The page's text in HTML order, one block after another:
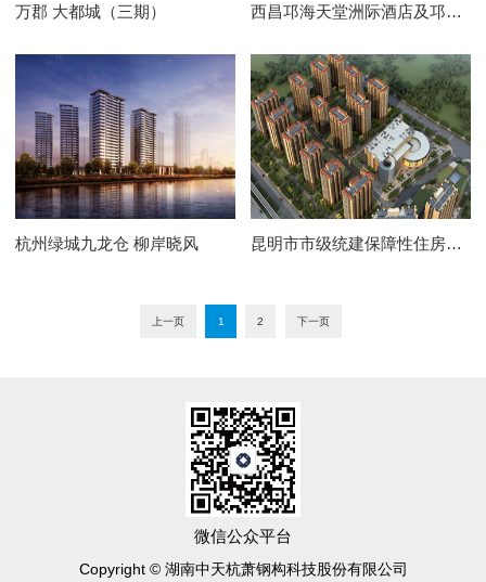
万郡 大都城（三期） 西昌邛海天堂洲际酒店及邛海1号院住宅
杭州绿城九龙仓 柳岸晓风 昆明市市级统建保障性住房渔村片区
上一页 1 2 下一页
微信公众平台
Copyright © 湖南中天杭萧钢构科技股份有限公司